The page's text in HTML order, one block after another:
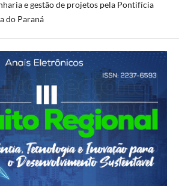
e gestão de projetos pela Pontifícia
do Paraná